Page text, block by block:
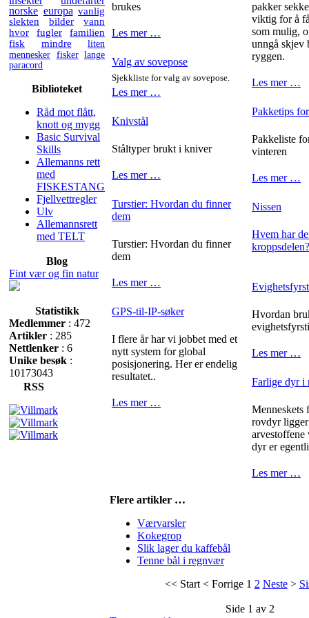
norske europa vanlig
slekten
bilder
vann
hvor
fugler
familien
fisk
mindre
liten
mennesker fisker lange
paracord
Biblioteket
Råd mot flått,
knott og mygg
Basic Survival
Skills
Allemanns rett
med
FISKESTANG
Fjellvettregler
Ulv
Allemannsrett
med TELT
Blog
Fint vær og fin natur
Statistikk
Medlemmer : 472
Artikler : 285
Nettlenker : 6
Unike besøk :
10173043
RSS
brukes
Les mer …
Valg av sovepose
Sjekkliste for valg av sovepose.
Les mer …
Knivstål
Ståltyper brukt i kniver
Les mer …
Turstier: Hvordan du finner
dem
Turstier: Hvordan du finner
dem
Les mer …
GPS-til-IP-søker
I flere år har vi jobbet med et
nytt system for global
posisjonering. Her er endelig
resultatet..
Les mer …
pakker
viktig for å
som mulig,
unngå skjev
ryggen.
Les mer …
Pakketips
Pakkeliste
vinteren
Les mer …
Nissen
Hvem har
kroppsdelen?
Hvordan
Les mer …
Farlige dyr i
Menneskets
rovdyr
arvestoffene
dyr er
Les mer …
Flere artikler …
Værvarsler
Kokegrop
Slik lager du kaffebål
Tenne bål i regnvær
<< Start< Forrige 1 2 Neste>
Side 1 av 2